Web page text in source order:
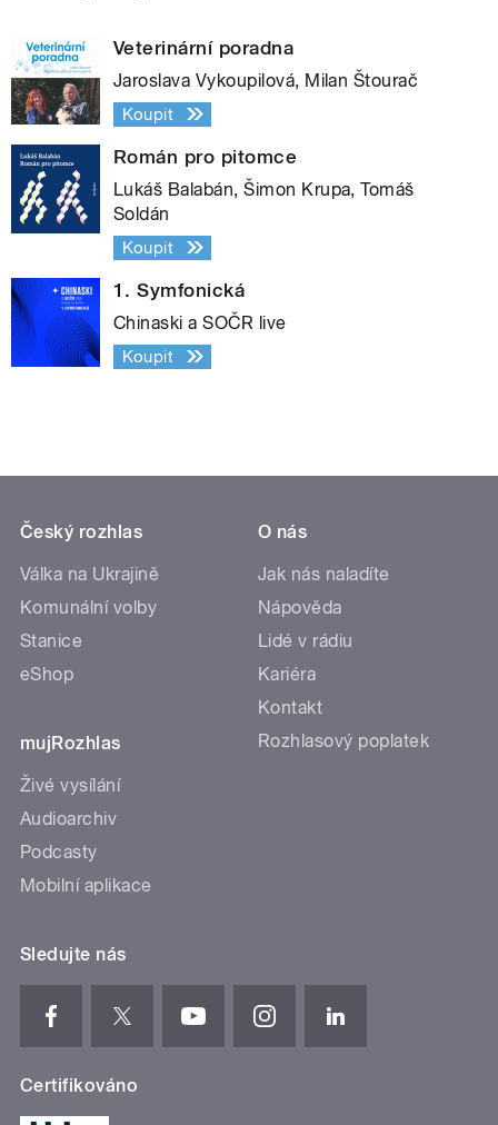
Veterinární poradna
Jaroslava Vykoupilová, Milan Štourač
Koupit
Román pro pitomce
Lukáš Balabán, Šimon Krupa, Tomáš
Soldán
Koupit
1. Symfonická
Chinaski a SOČR live
Koupit
Český rozhlas
Válka na Ukrajině
Komunální volby
Stanice
eShop
mujRozhlas
Živé vysílání
Audioarchiv
Podcasty
Mobilní aplikace
O nás
Jak nás naladíte
Nápověda
Lidé v rádiu
Kariéra
Kontakt
Rozhlasový poplatek
Sledujte nás
Certifikováno